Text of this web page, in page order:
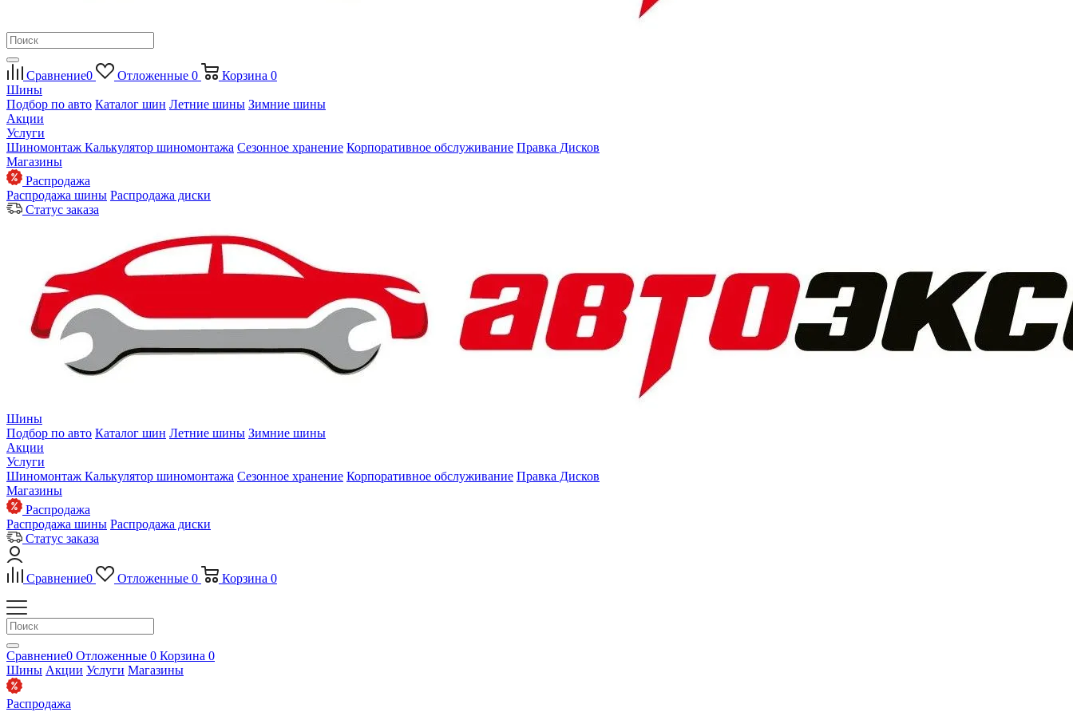
Сравнение0 Отложенные 0 Корзина 0
Шины
Подбор по авто Каталог шин Летние шины Зимние шины
Акции
Услуги
Шиномонтаж Калькулятор шиномонтажа Сезонное хранение Корпоративное обслуживание Правка Дисков
Магазины
Распродажа
Распродажа шины Распродажа диски
Статус заказа
Шины
Подбор по авто Каталог шин Летние шины Зимние шины
Акции
Услуги
Шиномонтаж Калькулятор шиномонтажа Сезонное хранение Корпоративное обслуживание Правка Дисков
Магазины
Распродажа
Распродажа шины Распродажа диски
Статус заказа
Сравнение0 Отложенные 0 Корзина 0
Сравнение0 Отложенные 0 Корзина 0
Шины Акции Услуги Магазины
Распродажа